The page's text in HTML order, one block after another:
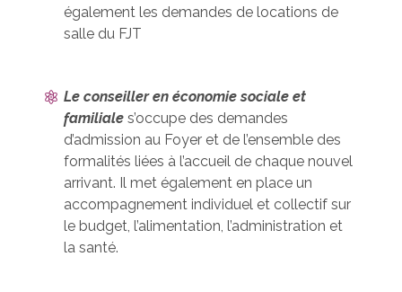
également les demandes de locations de
salle du FJT
Le conseiller en économie sociale et
familiale s’occupe des demandes
d’admission au Foyer et de l’ensemble des
formalités liées à l’accueil de chaque nouvel
arrivant. Il met également en place un
accompagnement individuel et collectif sur
le budget, l’alimentation, l’administration et
la santé.